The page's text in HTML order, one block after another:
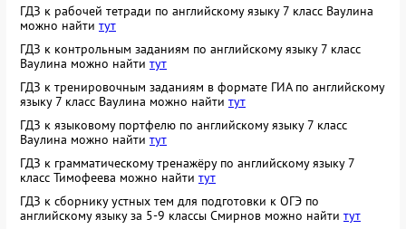
ГДЗ к рабочей тетради по английскому языку 7 класс Ваулина
можно найти тут
ГДЗ к контрольным заданиям по английскому языку 7 класс
Ваулина можно найти тут
ГДЗ к тренировочным заданиям в формате ГИА по английскому
языку 7 класс Ваулина можно найти тут
ГДЗ к языковому портфелю по английскому языку 7 класс
Ваулина можно найти тут
ГДЗ к грамматическому тренажёру по английскому языку 7
класс Тимофеева можно найти тут
ГДЗ к сборнику устных тем для подготовки к ОГЭ по
английскому языку за 5-9 классы Смирнов можно найти тут